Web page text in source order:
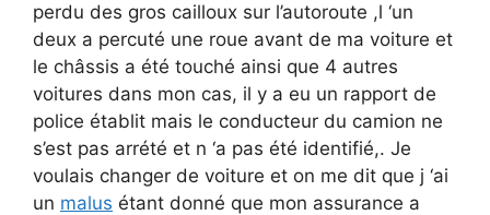
perdu des gros cailloux sur l’autoroute ,l ‘un
deux a percuté une roue avant de ma voiture et
le châssis a été touché ainsi que 4 autres
voitures dans mon cas, il y a eu un rapport de
police établit mais le conducteur du camion ne
s’est pas arrété et n ‘a pas été identifié,. Je
voulais changer de voiture et on me dit que j ‘ai
un malus étant donné que mon assurance a